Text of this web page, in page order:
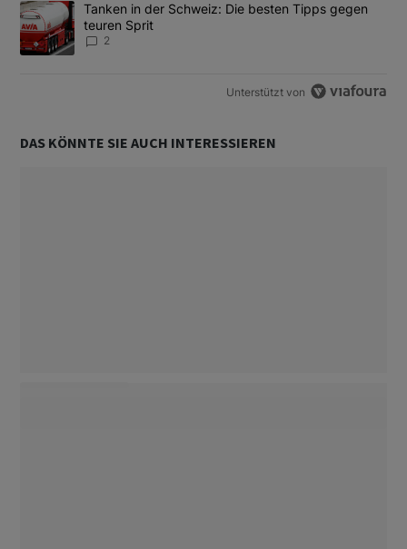
Ein Trendartikel mit dem Titel "Tanken in der Schweiz: Die
Tanken in der Schweiz: Die besten Tipps gegen
teuren Sprit
2
Unterstützt von
DAS KÖNNTE SIE AUCH INTERESSIEREN